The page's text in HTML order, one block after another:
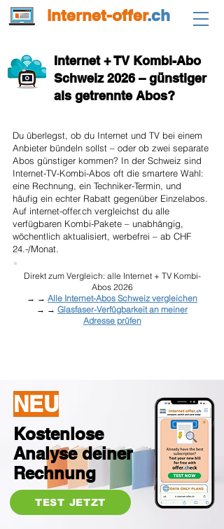
internet-offer.ch
Internet + TV Kombi-Abo
Schweiz 2026 – günstiger
als getrennte Abos?
Du überlegst, ob du Internet und TV bei einem
Anbieter bündeln sollst – oder ob zwei separate
Abos günstiger kommen? In der Schweiz sind
Internet-TV-Kombi-Abos oft die smartere Wahl:
eine Rechnung, ein Techniker-Termin, und
häufig ein echter Rabatt gegenüber Einzelabos.
Auf internet-offer.ch vergleichst du alle
verfügbaren Kombi-Pakete – unabhängig,
wöchentlich aktualisiert, werbefrei – ab CHF
24.-/Monat.
Direkt zum Vergleich: alle Internet + TV Kombi-
Abos 2026
→ → Alle Internet-Abos Schweiz vergleichen
→ → Glasfaser-Verfügbarkeit an meiner
Adresse prüfen
Kostenlose
Analyse deiner
Rechnung
TEST JETZT
NEU